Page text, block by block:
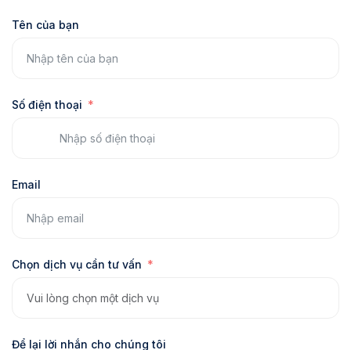
Tên của bạn
Số điện thoại
Email
Chọn dịch vụ cần tư vấn
Để lại lời nhắn cho chúng tôi